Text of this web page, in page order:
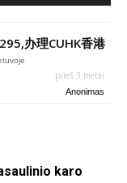
办理CUHK香港
prieš 3 metai
Anonimas
karo